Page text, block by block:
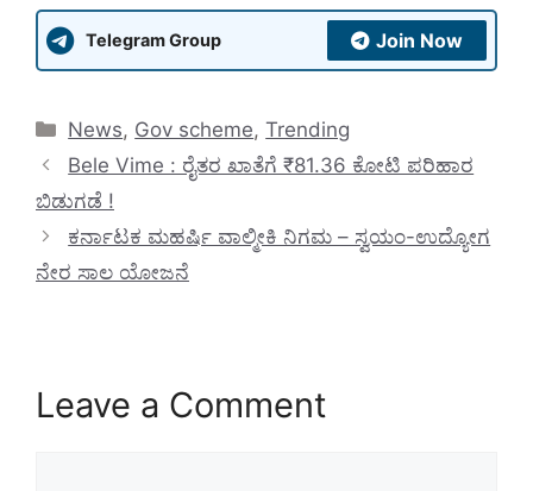
Telegram Group Join Now
Categories
News, Gov scheme,Trending
Bele Vime : ರೈತರ ಖಾತೆಗೆ ₹81.36 ಕೋಟಿ ಪರಿಹಾರ
ಬಿಡುಗಡೆ !
ಕರ್ನಾಟಕ ಮಹರ್ಷಿ ವಾಲ್ಮೀಕಿ ನಿಗಮ – ಸ್ವಯಂ-ಉದ್ಯೋಗ
ನೇರ ಸಾಲ ಯೋಜನೆ
Leave a Comment